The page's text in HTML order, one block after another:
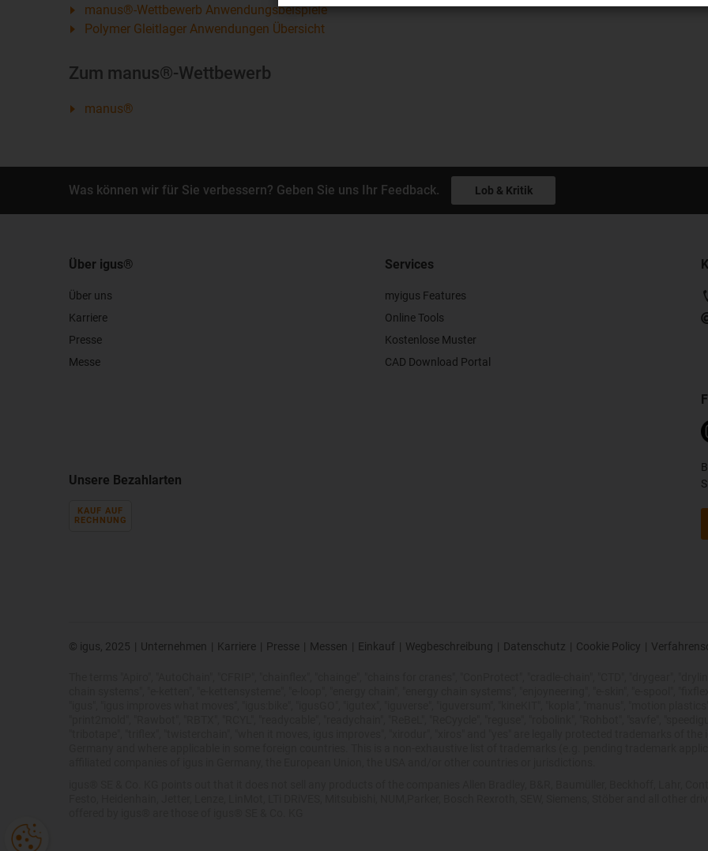
manus®-Wettbewerb Anwendungsbeispiele
Polymer Gleitlager Anwendungen Übersicht
Zum manus®-Wettbewerb
manus®
Was können wir für Sie verbessern? Geben Sie uns Ihr Feedback. Lob & Kritik
Über igus®
Über uns
Karriere
Presse
Messe
Services
myigus Features
Online Tools
Kostenlose Muster
CAD Download Portal
Unsere Bezahlarten
KAUF AUF
RECHNUNG
© igus, 2025 | Unternehmen | Karriere | Presse | Messen | Einkauf | Wegbeschreibung | Datenschutz | Cookie Policy |